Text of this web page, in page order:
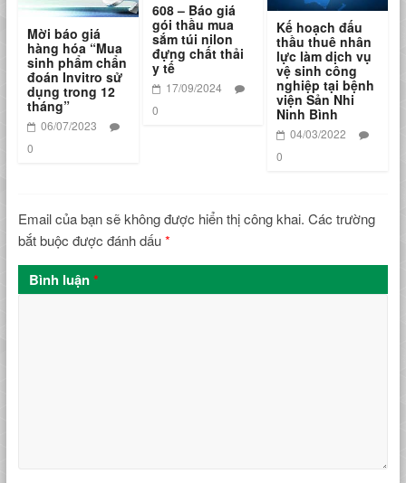
Mời báo giá
hàng hóa “Mua
sinh phẩm chẩn
đoán Invitro sử
dụng trong 12
tháng”
06/07/2023
0
608 – Báo giá
gói thầu mua
sắm túi nilon
đựng chất thải
y tế
17/09/2024
0
Kế hoạch đấu
thầu thuê nhân
lực làm dịch vụ
vệ sinh công
nghiệp tại bệnh
viện Sản Nhi
Ninh Bình
04/03/2022
0
Email của bạn sẽ không được hiển thị công khai. Các trường
bắt buộc được đánh dấu*
Bình luận*